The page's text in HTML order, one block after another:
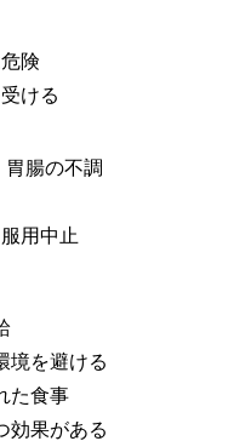
険
ける
腸の不調
用中止
境を避ける
た食事
効果がある